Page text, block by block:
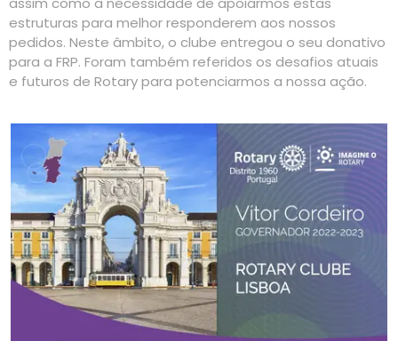
estruturas para melhor responderem aos nossos
pedidos. Neste âmbito, o clube entregou o seu donativo
para a FRP. Foram também referidos os desafios atuais
e futuros de Rotary para potenciarmos a nossa ação.